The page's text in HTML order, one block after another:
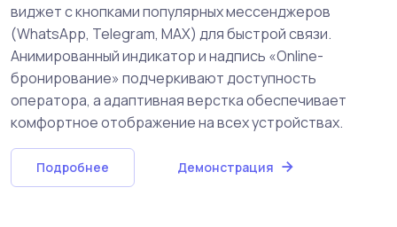
виджет с кнопками популярных мессенджеров
(WhatsApp, Telegram, MAX) для быстрой связи.
Анимированный индикатор и надпись «Online-
бронирование» подчеркивают доступность
оператора, а адаптивная верстка обеспечивает
комфортное отображение на всех устройствах.
Подробнее Демонстрация